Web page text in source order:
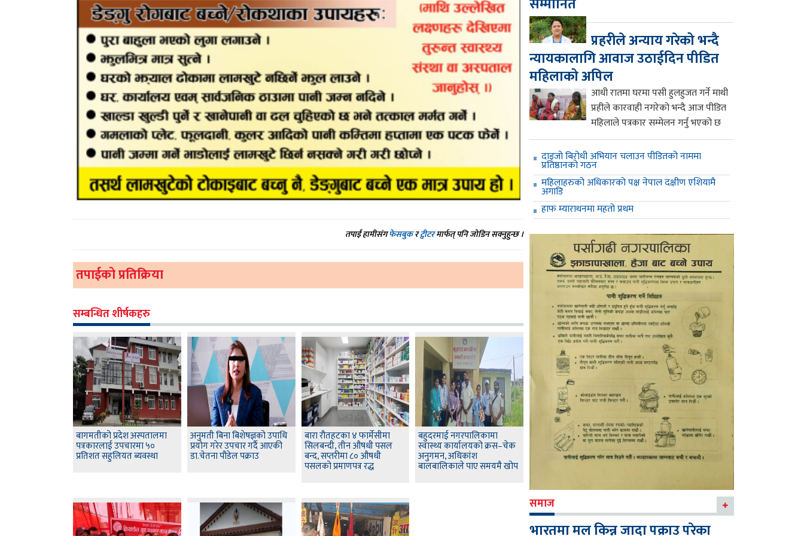
तपाईं हामीसंगफेसबुकरट्वीटरमार्फत् पनि जोडिन सक्नुहुन्छ ।
तपाईको प्रतिक्रिया
सम्बन्धित शीर्षकहरु
बागमतीको प्रदेश अस्पतालमा
पत्रकारलाई उपचारमा ५०
प्रतिशत सहुलियत ब्यवस्था
अनुमती बिना बिशेषज्ञको उपाधि
प्रयोग गरेर उपचार गर्दै आएकी
डा.चेतना पौडेल पक्राउ
बारा रौतहटका ४ फार्मेसीमा
सिलबन्दी, तीन औषधी पसल
बन्द, सप्तरीमा ८० औषधी
पसलको प्रमाणपत्र रद्ध
बहुदरमाई नगरपालिकामा
स्वास्थ्य कार्यालयको क्रस–चेक
अनुगमन, अधिकांश
बालबालिकाले पाए समयमै खोप
प्रहरीले अन्याय गरेको भन्दै
न्यायकालागि आवाज उठाईदिन पीडित
महिलाको अपिल
आधी रातमा घरमा पसी हुलहुजत गर्ने माथी
प्रहीले कारवाही नगरेको भन्दै आज पीडित
महिलाले पत्रकार सम्मेलन गर्नु भएको छ
दाइजो बिरोधी अभियान चलाउन पीडितको नाममा
प्रतिष्ठानको गठन
महिलाहरुको अधिकारको पक्ष नेपाल दक्षीण एशियामै
अगाडि
हाफ म्याराथनमा महतो प्रथम
समाज
भारतमा मल किन्न जादा पक्राउ परेका